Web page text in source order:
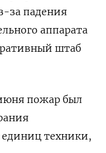
за падения
аппарата
штаб
пожар был
​единиц техники,